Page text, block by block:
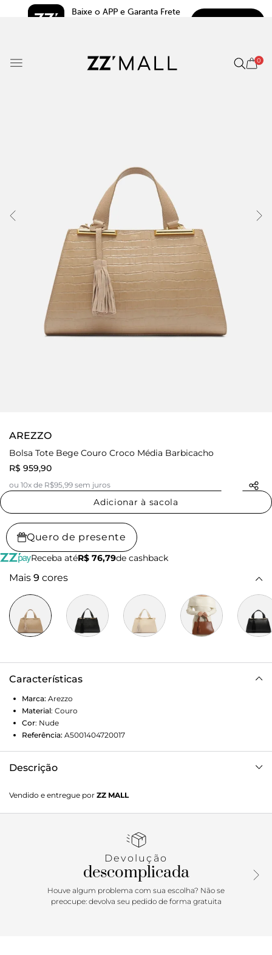
Baixe o APP e Garanta Frete
0
AREZZO
Bolsa Tote Bege Couro Croco Média Barbicacho
R$ 959,90
ou 10x de R$95,99 sem juros
Adicionar à sacola
Quero de presente
Receba atéR$ 76,79de cashback
Mais 9 cores
Características
Marca: Arezzo
Material: Couro
Cor: Nude
Referência: A5001404720017
Descrição
acessório tem formato estruturado, mais largo na base.
Traz alça lateral e alças de mão presas por metais dourados,
Com fecho superior em zíper e puxador em tira.
Vendido e entregue por ZZ MALL
Devolução
descomplicada
Houve algum problema com sua escolha? Não se
preocupe: devolva seu pedido de forma gratuita